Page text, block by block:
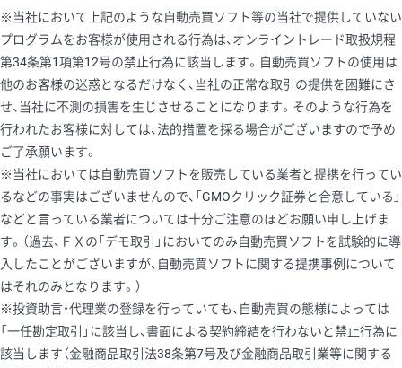
※当社において上記のような自動売買ソフト等の当社で提供していない
プログラムをお客様が使用される行為は、オンライントレード取扱規程
第34条第1項第12号の禁止行為に該当します。自動売買ソフトの使用は
他のお客様の迷惑となるだけなく、当社の正常な取引の提供を困難にさ
せ、当社に不測の損害を生じさせることになります。そのような行為を
行われたお客様に対しては、法的措置を採る場合がございますので予め
ご了承願います。
※当社においては自動売買ソフトを販売している業者と提携を行ってい
るなどの事実はございませんので、「GMOクリック証券と合意している」
などと言っている業者については十分ご注意のほどお願い申し上げま
す。（過去、ＦＸの「デモ取引」においてのみ自動売買ソフトを試験的に導
入したことがございますが、自動売買ソフトに関する提携事例について
はそれのみとなります。）
※投資助言・代理業の登録を行っていても、自動売買の態様によっては
「一任勘定取引」に該当し、書面による契約締結を行わないと禁止行為に
該当します（金融商品取引法38条第7号及び金融商品取引業等に関する